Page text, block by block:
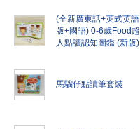
(全新廣東話+英式英語
版+國語) 0-6歲Food超
人點讀認知圖鑑 (新版)
馬騮仔點讀筆套裝